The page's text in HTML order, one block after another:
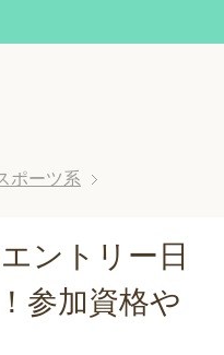
ポーツ系
ントリー日
参加資格や